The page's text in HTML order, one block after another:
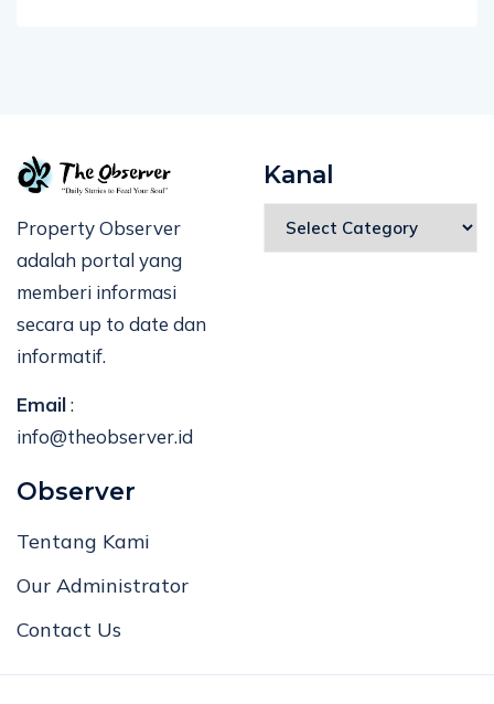
Property Observer
adalah portal yang
memberi informasi
secara up to date dan
informatif.
Email:
info@theobserver.id
Kanal
Observer
Tentang Kami
Our Administrator
Contact Us